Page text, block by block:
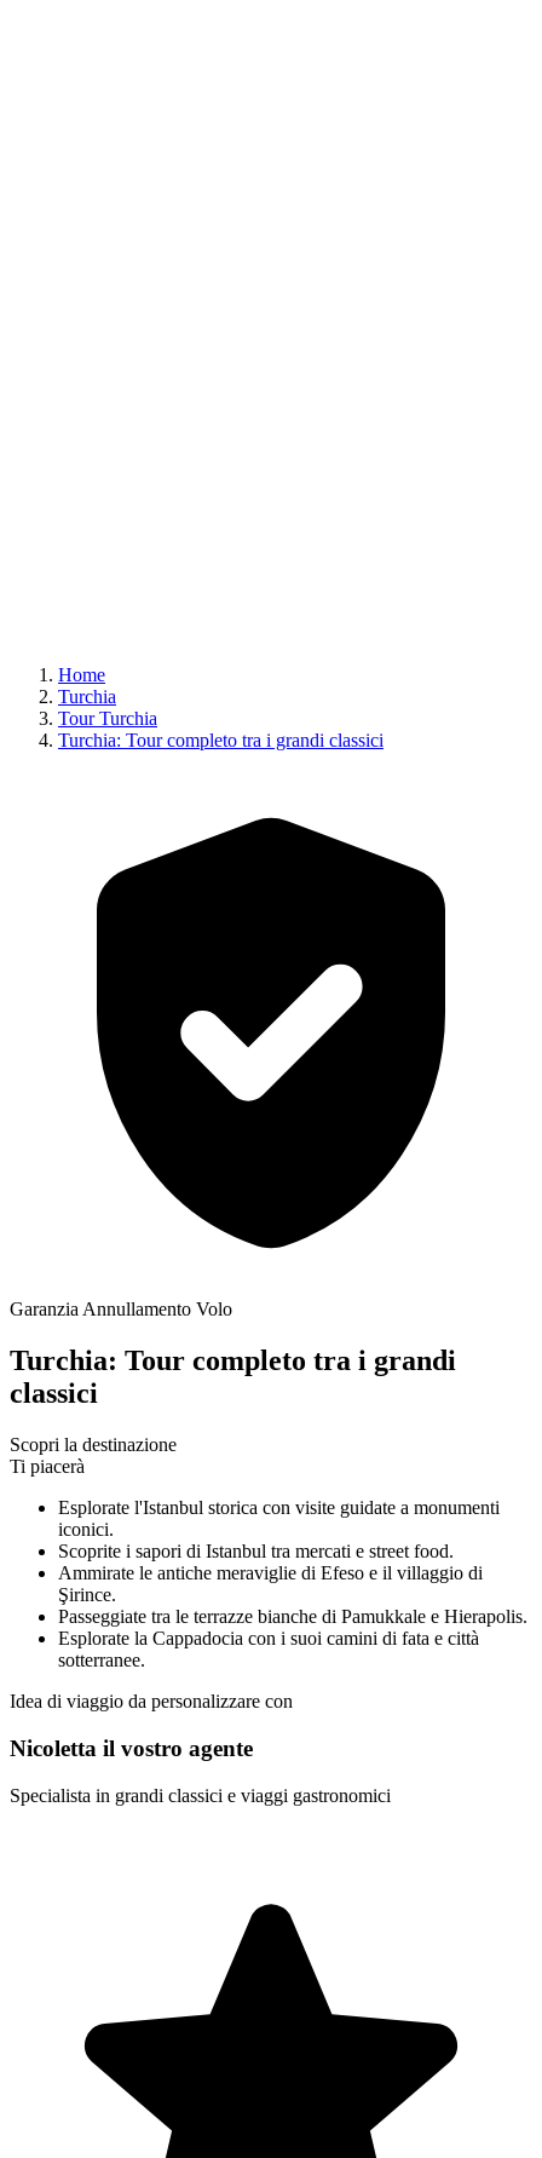
Home
Turchia
Tour Turchia
Turchia: Tour completo tra i grandi classici
Garanzia Annullamento Volo
Turchia: Tour completo tra i grandi
classici
Scopri la destinazione
Ti piacerà
Esplorate l'Istanbul storica con visite guidate a monumenti
iconici.
Scoprite i sapori di Istanbul tra mercati e street food.
Ammirate le antiche meraviglie di Efeso e il villaggio di
Şirince.
Passeggiate tra le terrazze bianche di Pamukkale e Hierapolis.
Esplorate la Cappadocia con i suoi camini di fata e città
sotterranee.
Idea di viaggio da personalizzare con
Nicoletta il vostro agente
Specialista in grandi classici e viaggi gastronomici